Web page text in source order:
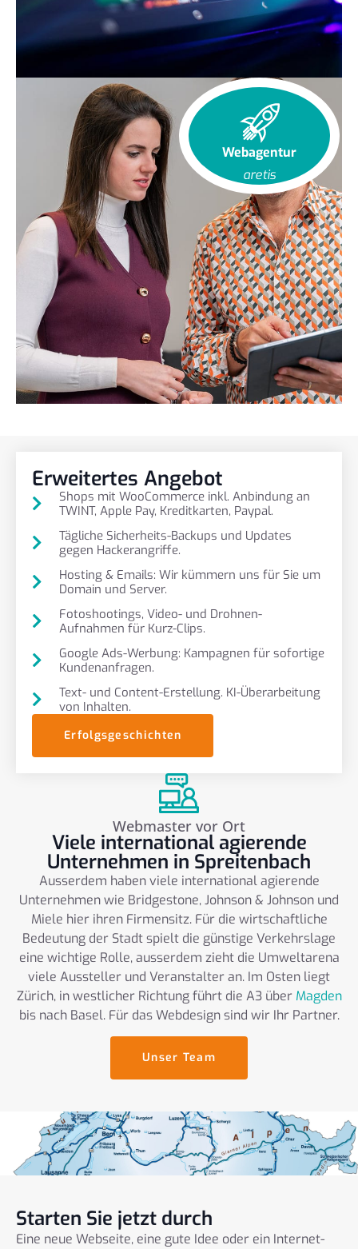
Webagentur
aretis
Erweitertes Angebot
Shops mit WooCommerce inkl. Anbindung an
TWINT, Apple Pay, Kreditkarten, Paypal.
Tägliche Sicherheits-Backups und Updates
gegen Hackerangriffe.
Hosting & Emails: Wir kümmern uns für Sie um
Domain und Server.
Fotoshootings, Video- und Drohnen-
Aufnahmen für Kurz-Clips.
Google Ads-Werbung: Kampagnen für sofortige
Kundenanfragen.
Text- und Content-Erstellung. KI-Überarbeitung
von Inhalten.
Erfolgsgeschichten
Webmaster vor Ort
Viele international agierende
Unternehmen in Spreitenbach
Ausserdem haben viele international agierende
Unternehmen wie Bridgestone, Johnson & Johnson und
Miele hier ihren Firmensitz. Für die wirtschaftliche
Bedeutung der Stadt spielt die günstige Verkehrslage
eine wichtige Rolle, ausserdem zieht die Umweltarena
viele Aussteller und Veranstalter an. Im Osten liegt
Zürich, in westlicher Richtung führt die A3 über Magden
bis nach Basel. Für das Webdesign sind wir Ihr Partner.
Unser Team
Starten Sie jetzt durch
Eine neue Webseite, eine gute Idee oder ein Internet-